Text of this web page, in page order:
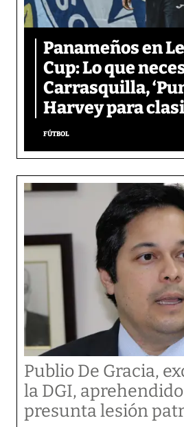
Panameños en
Cup: Lo que
Carrasquilla,
Harvey para
FÚTBOL
Publio De Gracia,
la DGI,
presunta lesión